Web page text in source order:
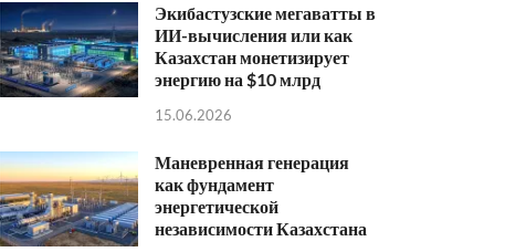
Экибастузские мегаватты в
ИИ-вычисления или как
Казахстан монетизирует
энергию на $10 млрд
15.06.2026
Маневренная генерация
как фундамент
энергетической
независимости Казахстана